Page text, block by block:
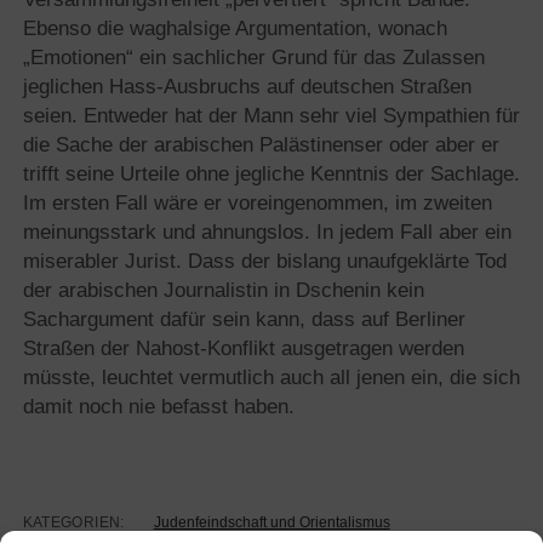
Ebenso die waghalsige Argumentation, wonach
„Emotionen“ ein sachlicher Grund für das Zulassen
jeglichen Hass-Ausbruchs auf deutschen Straßen
seien. Entweder hat der Mann sehr viel Sympathien für
die Sache der arabischen Palästinenser oder aber er
trifft seine Urteile ohne jegliche Kenntnis der Sachlage.
Im ersten Fall wäre er voreingenommen, im zweiten
meinungsstark und ahnungslos. In jedem Fall aber ein
miserabler Jurist. Dass der bislang unaufgeklärte Tod
der arabischen Journalistin in Dschenin kein
Sachargument dafür sein kann, dass auf Berliner
Straßen der Nahost-Konflikt ausgetragen werden
müsste, leuchtet vermutlich auch all jenen ein, die sich
damit noch nie befasst haben.
KATEGORIEN: Judenfeindschaft und Orientalismus